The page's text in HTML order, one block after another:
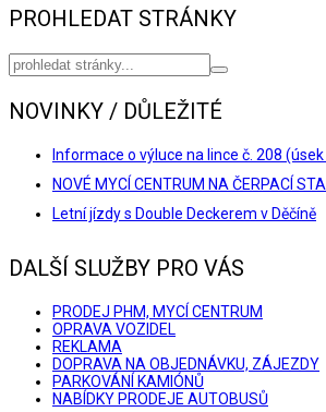
PROHLEDAT STRÁNKY
NOVINKY / DŮLEŽITÉ
Informace o výluce na lince č. 208
NOVÉ MYCÍ CENTRUM NA ČERPACÍ
Letní jízdy s Double Deckerem v Děčíně
DALŠÍ SLUŽBY PRO VÁS
PRODEJ PHM, MYCÍ CENTRUM
OPRAVA VOZIDEL
REKLAMA
DOPRAVA NA OBJEDNÁVKU, ZÁJEZDY
PARKOVÁNÍ KAMIÓNŮ
NABÍDKY PRODEJE AUTOBUSŮ